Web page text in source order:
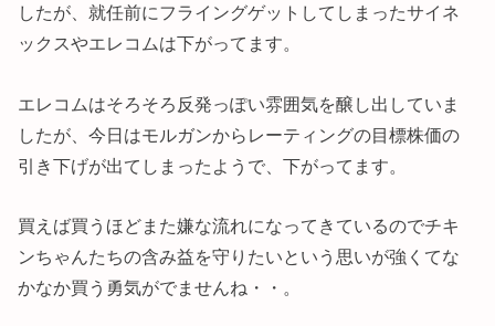
したが、就任前にフライングゲットしてしまったサイネ
ックスやエレコムは下がってます。
エレコムはそろそろ反発っぽい雰囲気を醸し出していま
したが、今日はモルガンからレーティングの目標株価の
引き下げが出てしまったようで、下がってます。
買えば買うほどまた嫌な流れになってきているのでチキ
ンちゃんたちの含み益を守りたいという思いが強くてな
かなか買う勇気がでませんね・・。